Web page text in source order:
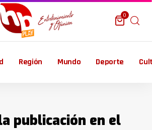
0
Región Mundo Deporte
publicación en el